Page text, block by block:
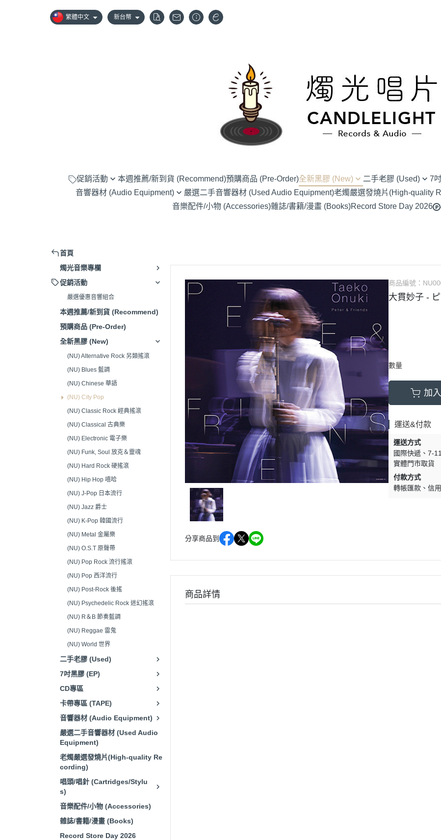
繁體中文 新台幣
促銷活動 本週推薦/新到貨 (Recommend)預購商品 (Pre-Order)全新黑膠 (New)
(NU) Classic Rock 經典搖滾
(NU) Classical 古典樂
(NU) Electronic 電子樂
(NU) Funk, Soul 放克＆靈魂
(NU) Hard Rock 硬搖滾
(NU) Hip Hop 嘻哈
(NU) J-Pop 日本流行
(NU) Jazz 爵士
(NU) K-Pop 韓國流行
(NU) Metal 金屬樂
(NU) O.S.T 原聲帶
(NU) Pop Rock 流行搖滾
(NU) Pop 西洋流行
(NU) Post-Rock 後搖
二手老膠 (Used)
(SC) Blues 藍調
(SC) City Pop
(SC) Classic Rock 經典搖滾
(SC) Classical 古典樂
(SC) Country 鄉村
(SC) Electronic 電子樂
(SC) Funk, Soul 放克＆靈魂
(SC) Fusion 融合
(SC) Hard Rock 硬搖滾
(SC) Hip Hop 嘻哈
(SC) Jazz 爵士
(SC) Metal 金屬樂
(SC) O.S.T 原聲帶
(SC) Pop Rock 流行搖滾
(SC) Prog Rock 前衛搖滾
7
(EP) Funk,
(EP) Hip-
(EP) 70s-
(EP) Pop
音響器材 (Audio Equipment)
主動式喇叭/藍芽喇叭 (Active
嚴選音響組合 (Hi-Fi system)
唱頭放大器 (Phono Amp)
CD播放器(CD Player)
耳機 (Headphone)
發燒線材 (High-Fidelity Cable)
電源處理器/插座(Power Supply)
腳架/墊材 (Speaker Stand/Pad)
音響接頭/零件 (Audio
Connectors)
嚴選二手音響器材 (Used Audio Equipment)老燭嚴選發燒片(High-quality
音樂配件/小物 (Accessories)雜誌/書籍/漫畫 (Books)Record Store Day 2026
首頁
燭光音樂專欄
促銷活動
嚴選優惠音響組合
本週推薦/新到貨 (Recommend)
預購商品 (Pre-Order)
全新黑膠 (New)
(NU) Alternative Rock 另類搖滾
(NU) Blues 藍調
(NU) Chinese 華語
(NU) City Pop
(NU) Classic Rock 經典搖滾
(NU) Classical 古典樂
(NU) Electronic 電子樂
(NU) Funk, Soul 放克＆靈魂
(NU) Hard Rock 硬搖滾
(NU) Hip Hop 嘻哈
(NU) J-Pop 日本流行
(NU) Jazz 爵士
(NU) K-Pop 韓國流行
(NU) Metal 金屬樂
(NU) O.S.T 原聲帶
(NU) Pop Rock 流行搖滾
(NU) Pop 西洋流行
(NU) Post-Rock 後搖
(NU) Psychedelic Rock 迷幻搖滾
(NU) R＆B 節奏藍調
(NU) Reggae 雷鬼
(NU) World 世界
二手老膠 (Used)
7吋黑膠 (EP)
CD專區
卡帶專區 (TAPE)
音響器材 (Audio Equipment)
嚴選二手音響器材 (Used Audio
Equipment)
老燭嚴選發燒片(High-quality Re
cording)
唱頭/唱針 (Cartridges/Stylu
s)
音樂配件/小物 (Accessories)
雜誌/書籍/漫畫 (Books)
Record Store Day 2026
分享商品到
商品編號：
大貫妙子 -
數量
加
運送&付款
運送方式
國際快遞
7-
實體門市取貨
付款方式
轉帳匯款
信
商品詳情